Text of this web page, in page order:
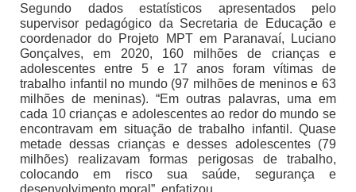
Segundo dados estatísticos apresentados pelo
supervisor pedagógico da Secretaria de Educação e
coordenador do Projeto MPT em Paranavaí, Luciano
Gonçalves, em 2020, 160 milhões de crianças e
adolescentes entre 5 e 17 anos foram vítimas de
trabalho infantil no mundo (97 milhões de meninos e 63
milhões de meninas). “Em outras palavras, uma em
cada 10 crianças e adolescentes ao redor do mundo se
encontravam em situação de trabalho infantil. Quase
metade dessas crianças e desses adolescentes (79
milhões) realizavam formas perigosas de trabalho,
colocando em risco sua saúde, segurança e
desenvolvimento moral”, enfatizou.